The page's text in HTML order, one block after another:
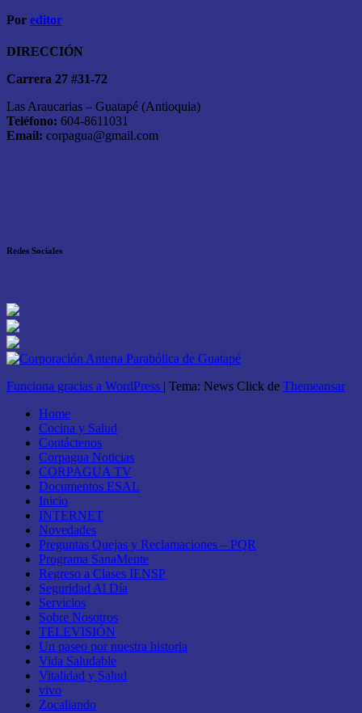
Por editor
DIRECCIÓN
Carrera 27 #31-72
Las Araucarias – Guatapé (Antioquia)
Teléfono: 604-8611031
Email: corpagua@gmail.com
Redes Sociales
Funciona gracias a WordPress | Tema: News Click de Themeansar
Home
Cocina y Salud
Contáctenos
Corpagua Noticias
CORPAGUA TV
Documentos ESAL
Inicio
INTERNET
Novedades
Preguntas Quejas y Reclamaciones – PQR
Programa SanaMente
Regreso a Clases IENSP
Seguridad Al Día
Servicios
Sobre Nosotros
TELEVISIÓN
Un paseo por nuestra historia
Vida Saludable
Vitalidad y Salud
vivo
Zocaliando